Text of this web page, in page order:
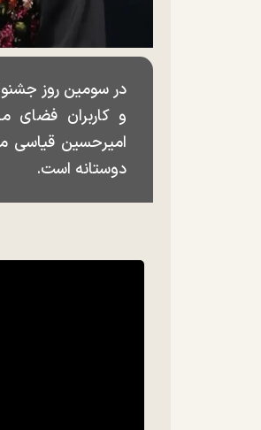
در سومین روز
و کاربران فضای
امیرحسین قیاسی
دوستانه است.